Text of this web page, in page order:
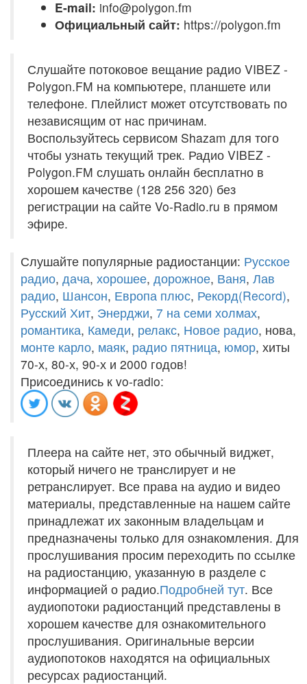
E-mail: info@polygon.fm
Официальный сайт: https://polygon.fm
Слушайте потоковое вещание радио VIBEZ -
Polygon.FM на компьютере, планшете или
телефоне. Плейлист может отсутствовать по
независящим от нас причинам.
Воспользуйтесь сервисом Shazam для того
чтобы узнать текущий трек. Радио VIBEZ -
Polygon.FM слушать онлайн бесплатно в
хорошем качестве (128 256 320) без
регистрации на сайте Vo-Radio.ru в прямом
эфире.
Слушайте популярные радиостанции: Русское
радио, дача, хорошее, дорожное, Ваня, Лав
радио, Шансон, Европа плюс, Рекорд(Record),
Русский Хит, Энерджи, 7 на семи холмах,
романтика, Камеди, релакс, Новое радио, нова,
монте карло, маяк, радио пятница, юмор, хиты
70-х, 80-х, 90-х и 2000 годов!
Присоединись к vo-radio:
Плеера на сайте нет, это обычный виджет,
который ничего не транслирует и не
ретранслирует. Все права на аудио и видео
материалы, представленные на нашем сайте
принадлежат их законным владельцам и
предназначены только для ознакомления. Для
прослушивания просим переходить по ссылке
на радиостанцию, указанную в разделе с
информацией о радио.Подробней тут. Все
аудиопотоки радиостанций представлены в
хорошем качестве для ознакомительного
прослушивания. Оригинальные версии
аудиопотоков находятся на официальных
ресурсах радиостанций.